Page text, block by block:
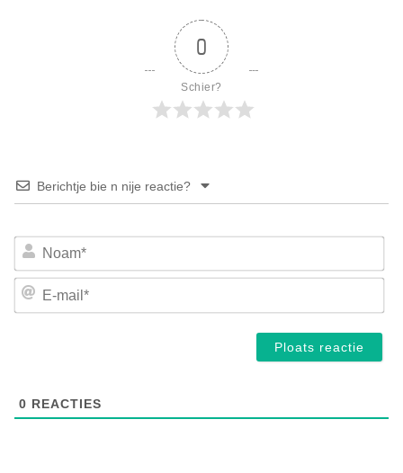
0
Schier?
Berichtje bie n nije reactie?
E-
0 REACTIES